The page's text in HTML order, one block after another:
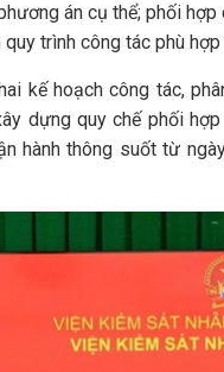
án cụ thể; phối
trình công tác phù
kế hoạch công tác,
dựng quy chế phối
hành thông suốt từ